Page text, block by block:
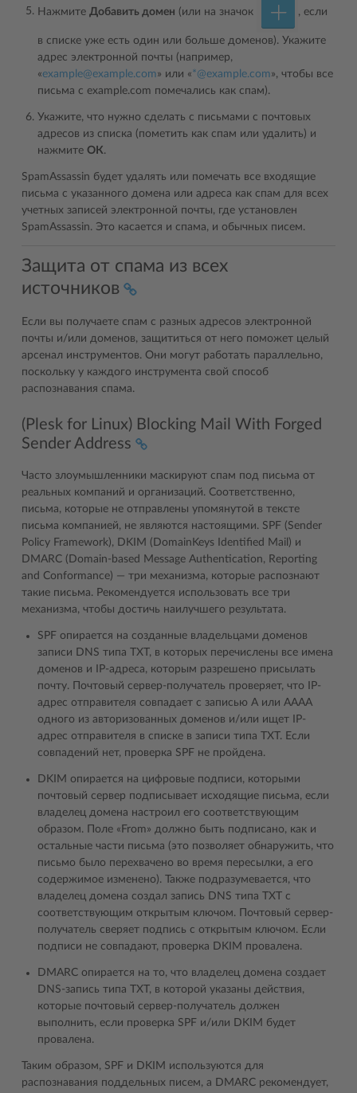
Нажмите Добавить домен (или на значок , если
в списке уже есть один или больше доменов). Укажите
адрес электронной почты (например,
«example@example.com» или «*@example.com», чтобы все
письма с example.com помечались как спам).
Укажите, что нужно сделать с письмами с почтовых
адресов из списка (пометить как спам или удалить) и
нажмите ОК.
SpamAssassin будет удалять или помечать все входящие
письма с указанного домена или адреса как спам для всех
учетных записей электронной почты, где установлен
SpamAssassin. Это касается и спама, и обычных писем.
Защита от спама из всех
источников
Если вы получаете спам с разных адресов электронной
почты и/или доменов, защититься от него поможет целый
арсенал инструментов. Они могут работать параллельно,
поскольку у каждого инструмента свой способ
распознавания спама.
(Plesk for Linux) Blocking Mail With Forged
Sender Address
Часто злоумышленники маскируют спам под письма от
реальных компаний и организаций. Соответственно,
письма, которые не отправлены упомянутой в тексте
письма компанией, не являются настоящими. SPF (Sender
Policy Framework), DKIM (DomainKeys Identified Mail) и
DMARC (Domain-based Message Authentication, Reporting
and Conformance) — три механизма, которые распознают
такие письма. Рекомендуется использовать все три
механизма, чтобы достичь наилучшего результата.
SPF опирается на созданные владельцами доменов
записи DNS типа TXT, в которых перечислены все имена
доменов и IP-адреса, которым разрешено присылать
почту. Почтовый сервер-получатель проверяет, что IP-
адрес отправителя совпадает с записью A или AAAA
одного из авторизованных доменов и/или ищет IP-
адрес отправителя в списке в записи типа TXT. Если
совпадений нет, проверка SPF не пройдена.
DKIM опирается на цифровые подписи, которыми
почтовый сервер подписывает исходящие письма, если
владелец домена настроил его соответствующим
образом. Поле «From» должно быть подписано, как и
остальные части письма (это позволяет обнаружить, что
письмо было перехвачено во время пересылки, а его
содержимое изменено). Также подразумевается, что
владелец домена создал запись DNS типа TXT с
соответствующим открытым ключом. Почтовый сервер-
получатель сверяет подпись с открытым ключом. Если
подписи не совпадают, проверка DKIM провалена.
DMARC опирается на то, что владелец домена создает
DNS-запись типа TXT, в которой указаны действия,
которые почтовый сервер-получатель должен
выполнить, если проверка SPF и/или DKIM будет
провалена.
Таким образом, SPF и DKIM используются для
распознавания поддельных писем, а DMARC рекомендует,